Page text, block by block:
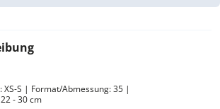
S | Format/Abmessung: 35 |
- 30 cm